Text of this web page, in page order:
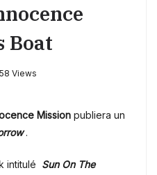
Boat
Views
Mission publiera un
.
intitulé Sun On The